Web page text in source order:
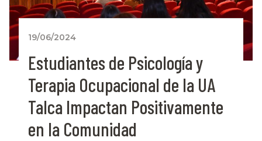
19/06/2024
Estudiantes de Psicología y
Terapia Ocupacional de la UA
Talca Impactan Positivamente
en la Comunidad